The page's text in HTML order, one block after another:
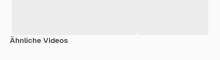
Ähnliche Videos